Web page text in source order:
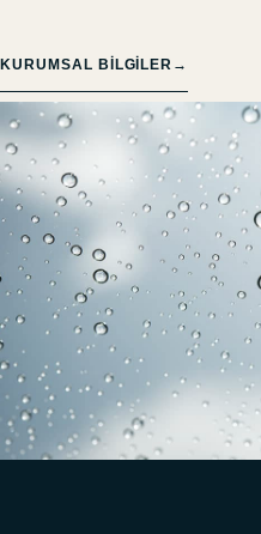
KURUMSAL BILGILER →